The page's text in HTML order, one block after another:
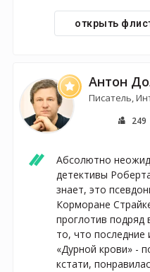
открыть
Антон
Писатель,
249
Абсолютно
детективы
знает, это
Корморане
проглотив подряд
то, что последние
«Дурной крови» -
кстати,